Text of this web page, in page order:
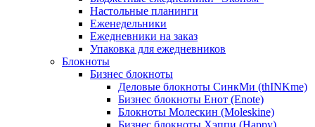
Настольные планинги
Еженедельники
Ежедневники на заказ
Упаковка для ежедневников
Блокноты
Бизнес блокноты
Деловые блокноты СинкМи (thINKme)
Бизнес блокноты Енот (Enote)
Блокноты Молескин (Moleskine)
Бизнес блокноты Хэппи (Happy)